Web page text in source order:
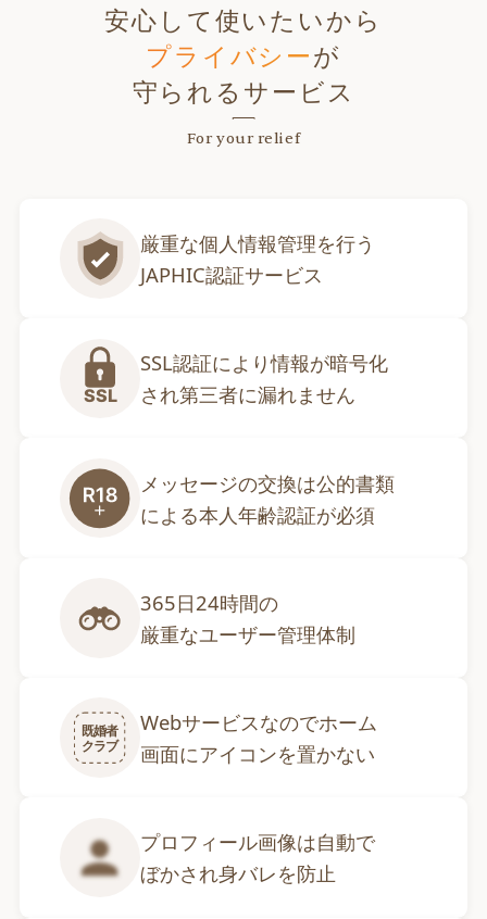
安心して使いたいから
プライバシーが
守られるサービス
For your relief
厳重な個人情報管理を行う
JAPHIC認証サービス
SSL
SSL認証により情報が暗号化
され第三者に漏れません
メッセージの交換は公的書類
による本人年齢認証が必須
365日24時間の
厳重なユーザー管理体制
既婚者
クラブ
Webサービスなのでホーム
画面にアイコンを置かない
プロフィール画像は自動で
ぼかされ身バレを防止